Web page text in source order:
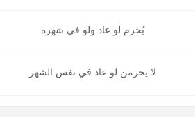
يُحرم لو عاد ولو في شهره
لا يحرمن لو عاد في نفس الشهر